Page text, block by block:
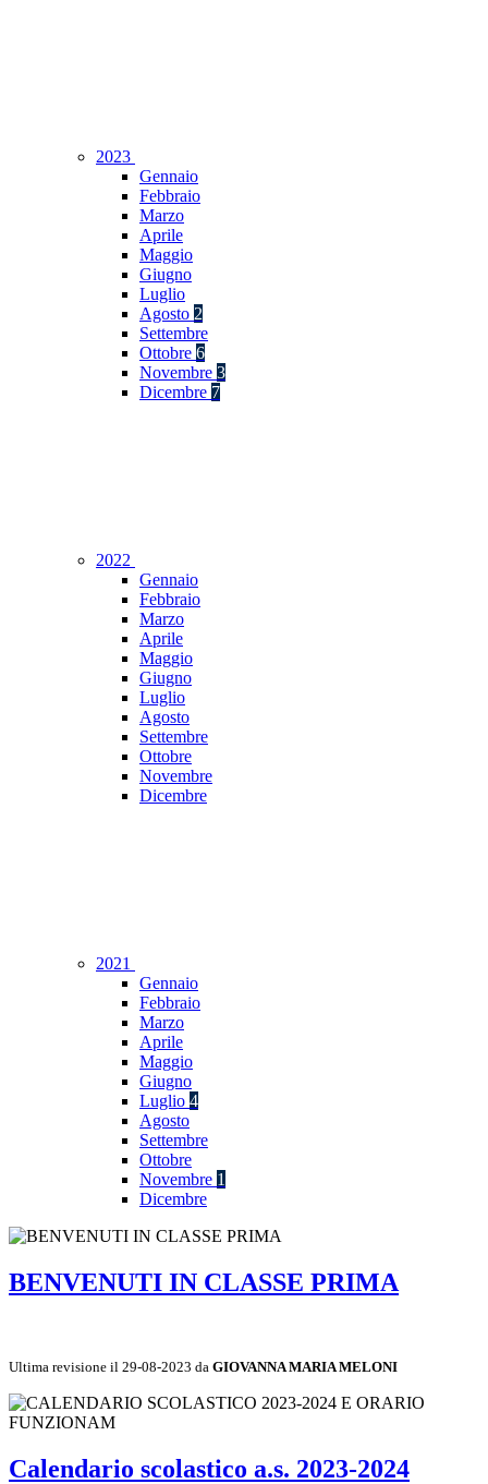
2023
Gennaio
Febbraio
Marzo
Aprile
Maggio
Giugno
Luglio
Agosto 2
Settembre
Ottobre 6
Novembre 3
Dicembre 7
2022
Gennaio
Febbraio
Marzo
Aprile
Maggio
Giugno
Luglio
Agosto
Settembre
Ottobre
Novembre
Dicembre
2021
Gennaio
Febbraio
Marzo
Aprile
Maggio
Giugno
Luglio 4
Agosto
Settembre
Ottobre
Novembre 1
Dicembre
BENVENUTI IN CLASSE PRIMA
Ultima revisione il 29-08-2023 da GIOVANNA MARIA MELONI
Calendario scolastico a.s. 2023-2024